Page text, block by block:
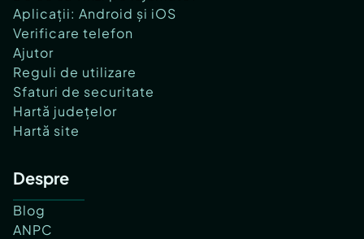
Aplicații: Android și iOS
Verificare telefon
Ajutor
Reguli de utilizare
Sfaturi de securitate
Hartă județelor
Hartă site
Despre
Blog
ANPC